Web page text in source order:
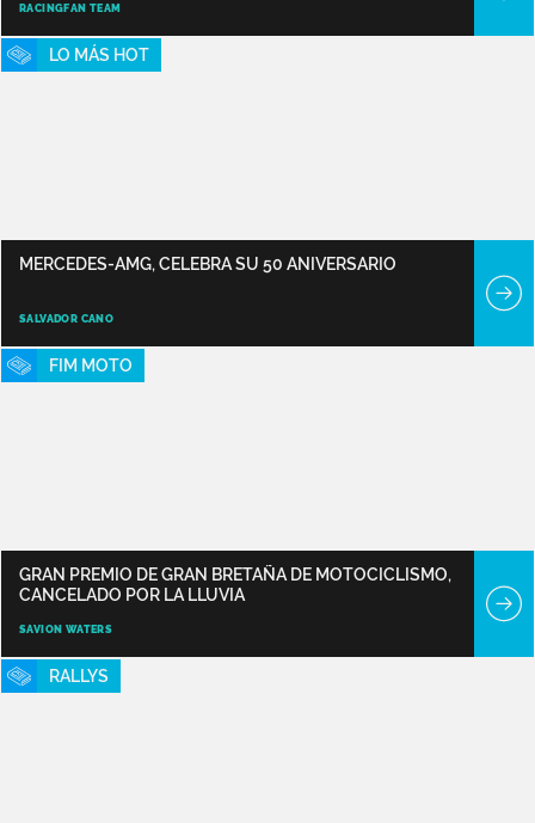
RACINGFAN TEAM
LO MÁS HOT
MERCEDES-AMG, CELEBRA SU 50 ANIVERSARIO
SALVADOR CANO
FIM MOTO
GRAN PREMIO DE GRAN BRETAÑA DE MOTOCICLISMO,
CANCELADO POR LA LLUVIA
SAVION WATERS
RALLYS